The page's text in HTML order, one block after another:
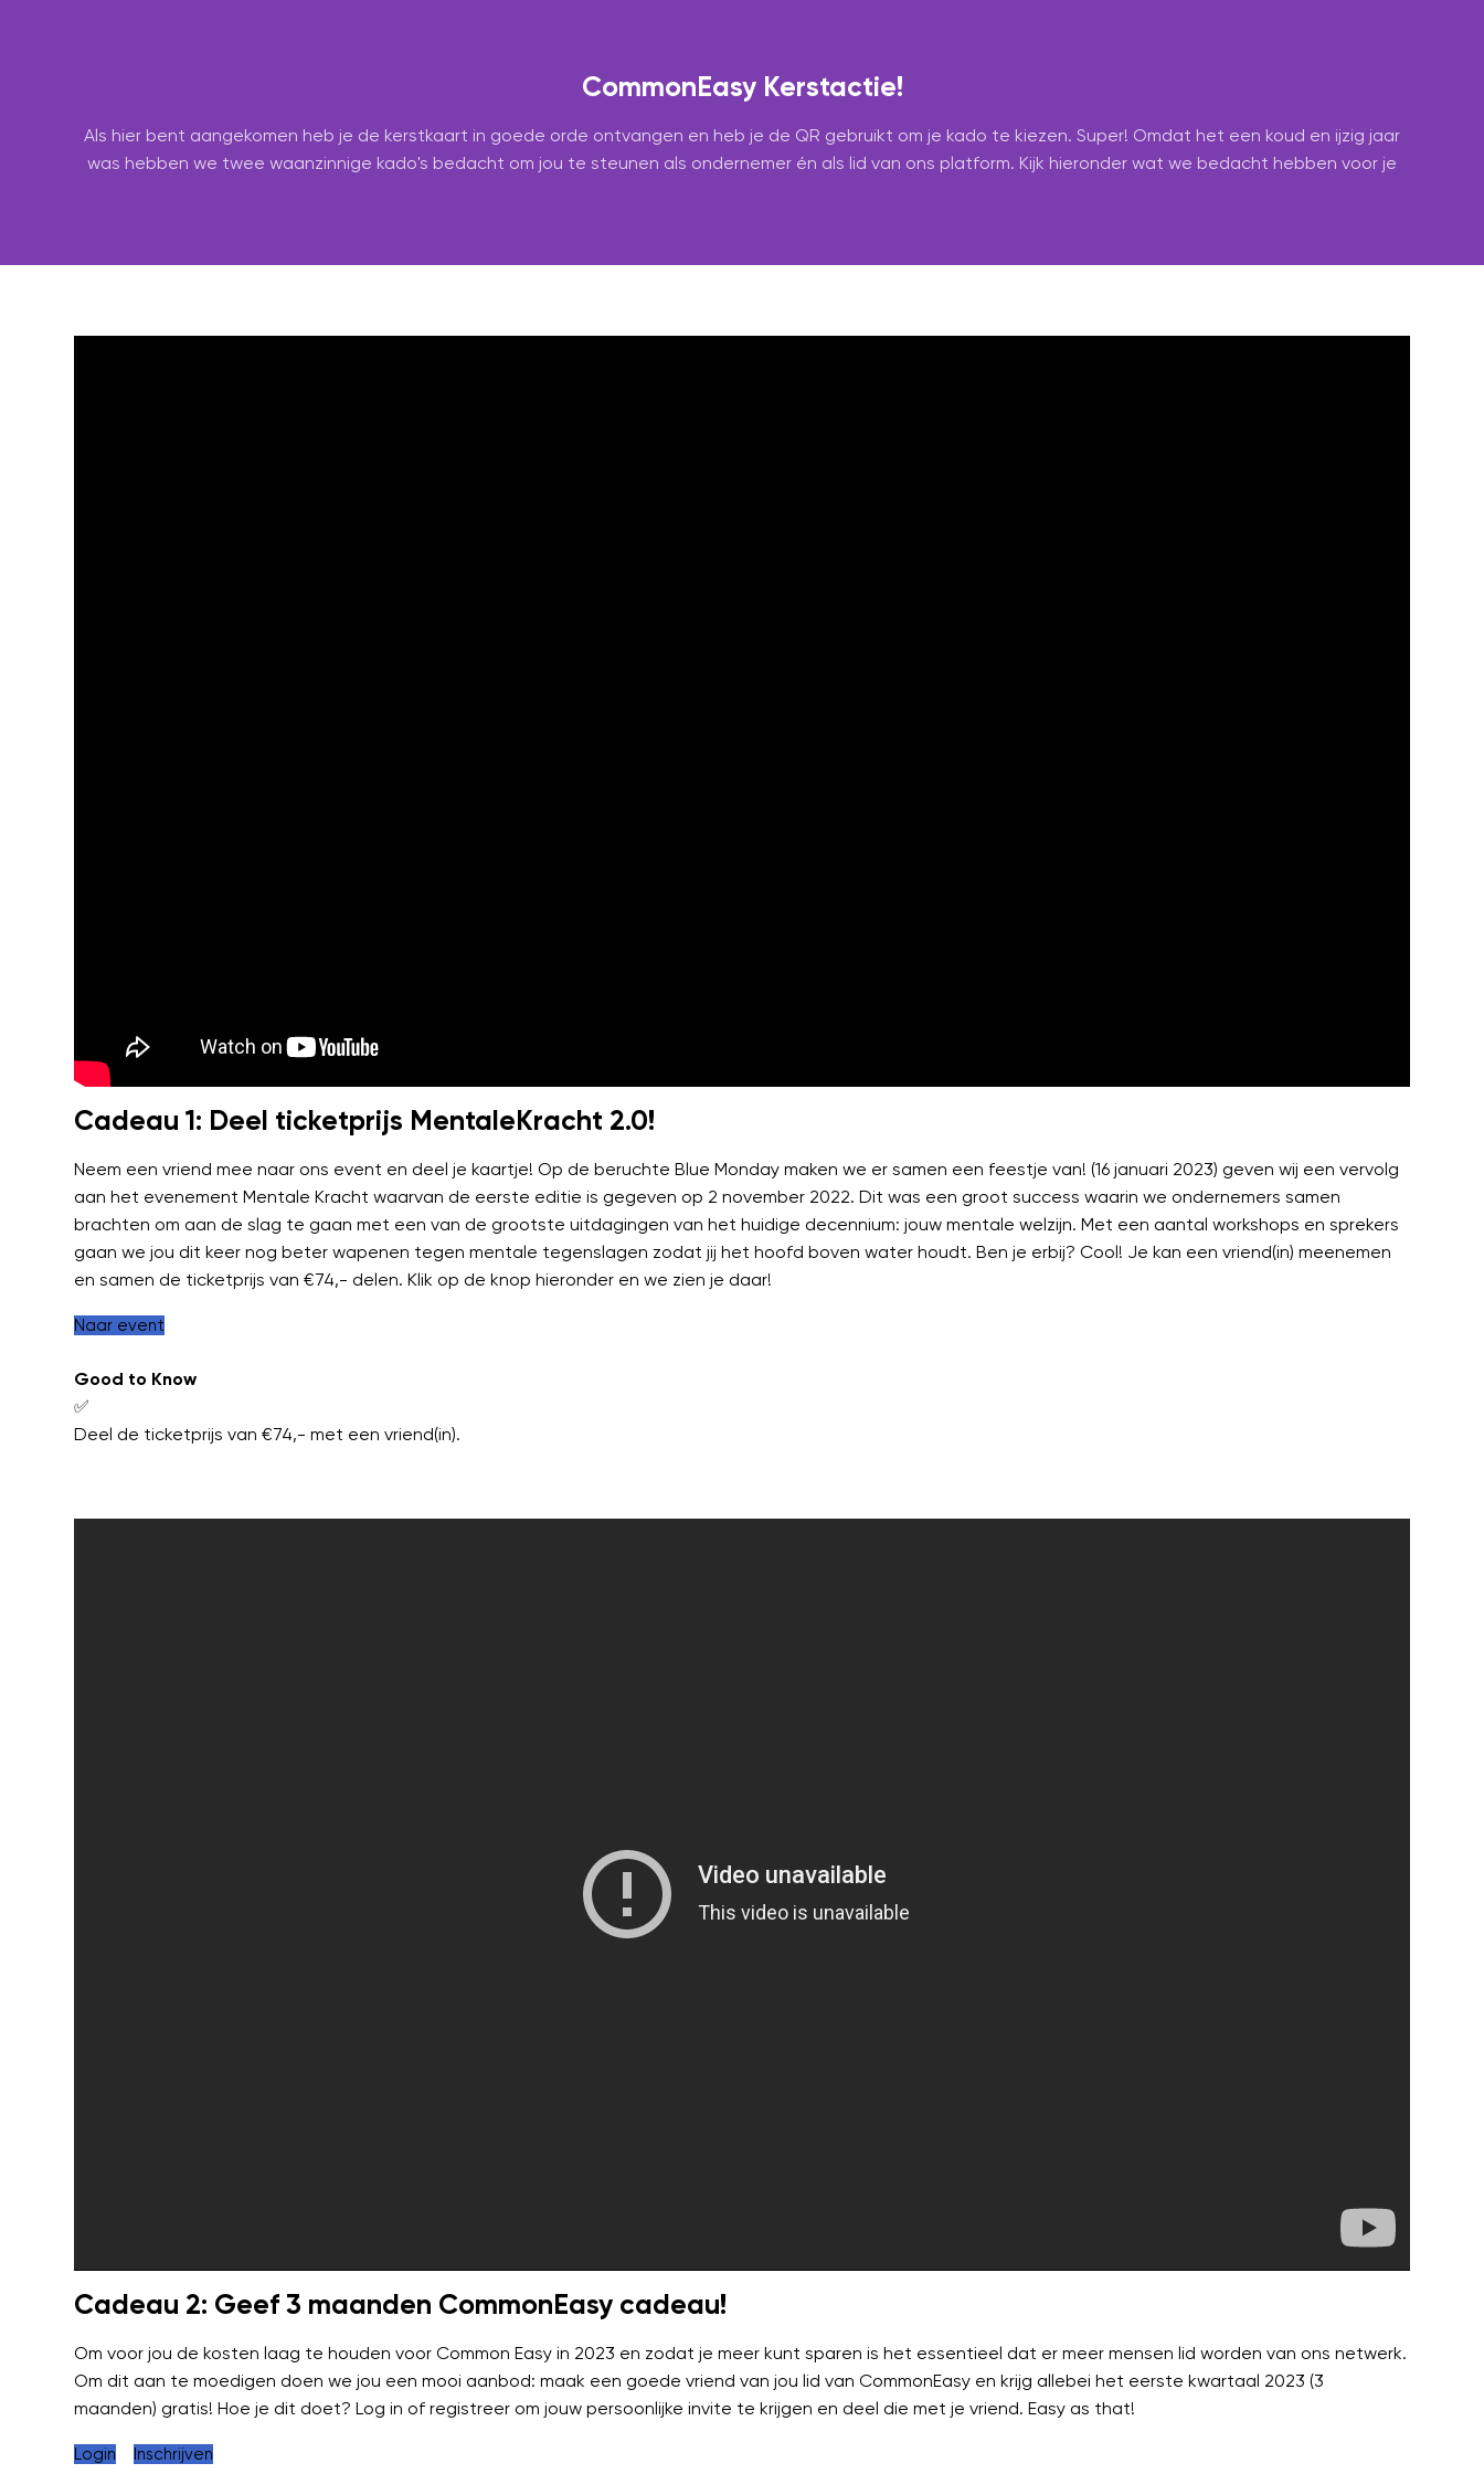
CommonEasy Kerstactie!
Als hier bent aangekomen heb je de kerstkaart in goede orde ontvangen en heb je de QR gebruikt om je kado te kiezen. Super! Omdat het een koud en ijzig jaar
was hebben we twee waanzinnige kado's bedacht om jou te steunen als ondernemer én als lid van ons platform. Kijk hieronder wat we bedacht hebben voor je
Cadeau 1: Deel ticketprijs MentaleKracht 2.0!
Neem een vriend mee naar ons event en deel je kaartje! Op de beruchte Blue Monday maken we er samen een feestje van! (16 januari 2023) geven wij een vervolg
aan het evenement Mentale Kracht waarvan de eerste editie is gegeven op 2 november 2022. Dit was een groot success waarin we ondernemers samen
brachten om aan de slag te gaan met een van de grootste uitdagingen van het huidige decennium: jouw mentale welzijn. Met een aantal workshops en sprekers
gaan we jou dit keer nog beter wapenen tegen mentale tegenslagen zodat jij het hoofd boven water houdt. Ben je erbij? Cool! Je kan een vriend(in) meenemen
en samen de ticketprijs van €74,- delen. Klik op de knop hieronder en we zien je daar!
Naar event
Good to Know
✅
Deel de ticketprijs van €74,- met een vriend(in).
Cadeau 2: Geef 3 maanden CommonEasy cadeau!
Om voor jou de kosten laag te houden voor Common Easy in 2023 en zodat je meer kunt sparen is het essentieel dat er meer mensen lid worden van ons netwerk.
Om dit aan te moedigen doen we jou een mooi aanbod: maak een goede vriend van jou lid van CommonEasy en krijg allebei het eerste kwartaal 2023 (3
maanden) gratis! Hoe je dit doet? Log in of registreer om jouw persoonlijke invite te krijgen en deel die met je vriend. Easy as that!
Login Inschrijven